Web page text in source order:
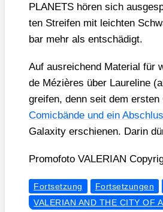
PLANETS hören sich
ten Strei­fen mit leich­ten
bar mehr als ent­schä­digt.
Auf aus­rei­chend Mate­ri­al für
de Méziè­res über Lau­re­li­ne
grei­fen, denn seit dem
Comic­bän­de und ein
Gala­xi­ty erschie­nen. Dar­in
Pro­mo­fo­to VALERIAN
Fortsetzung Fortsetzungen
VALERIAN AND THE CITY OF